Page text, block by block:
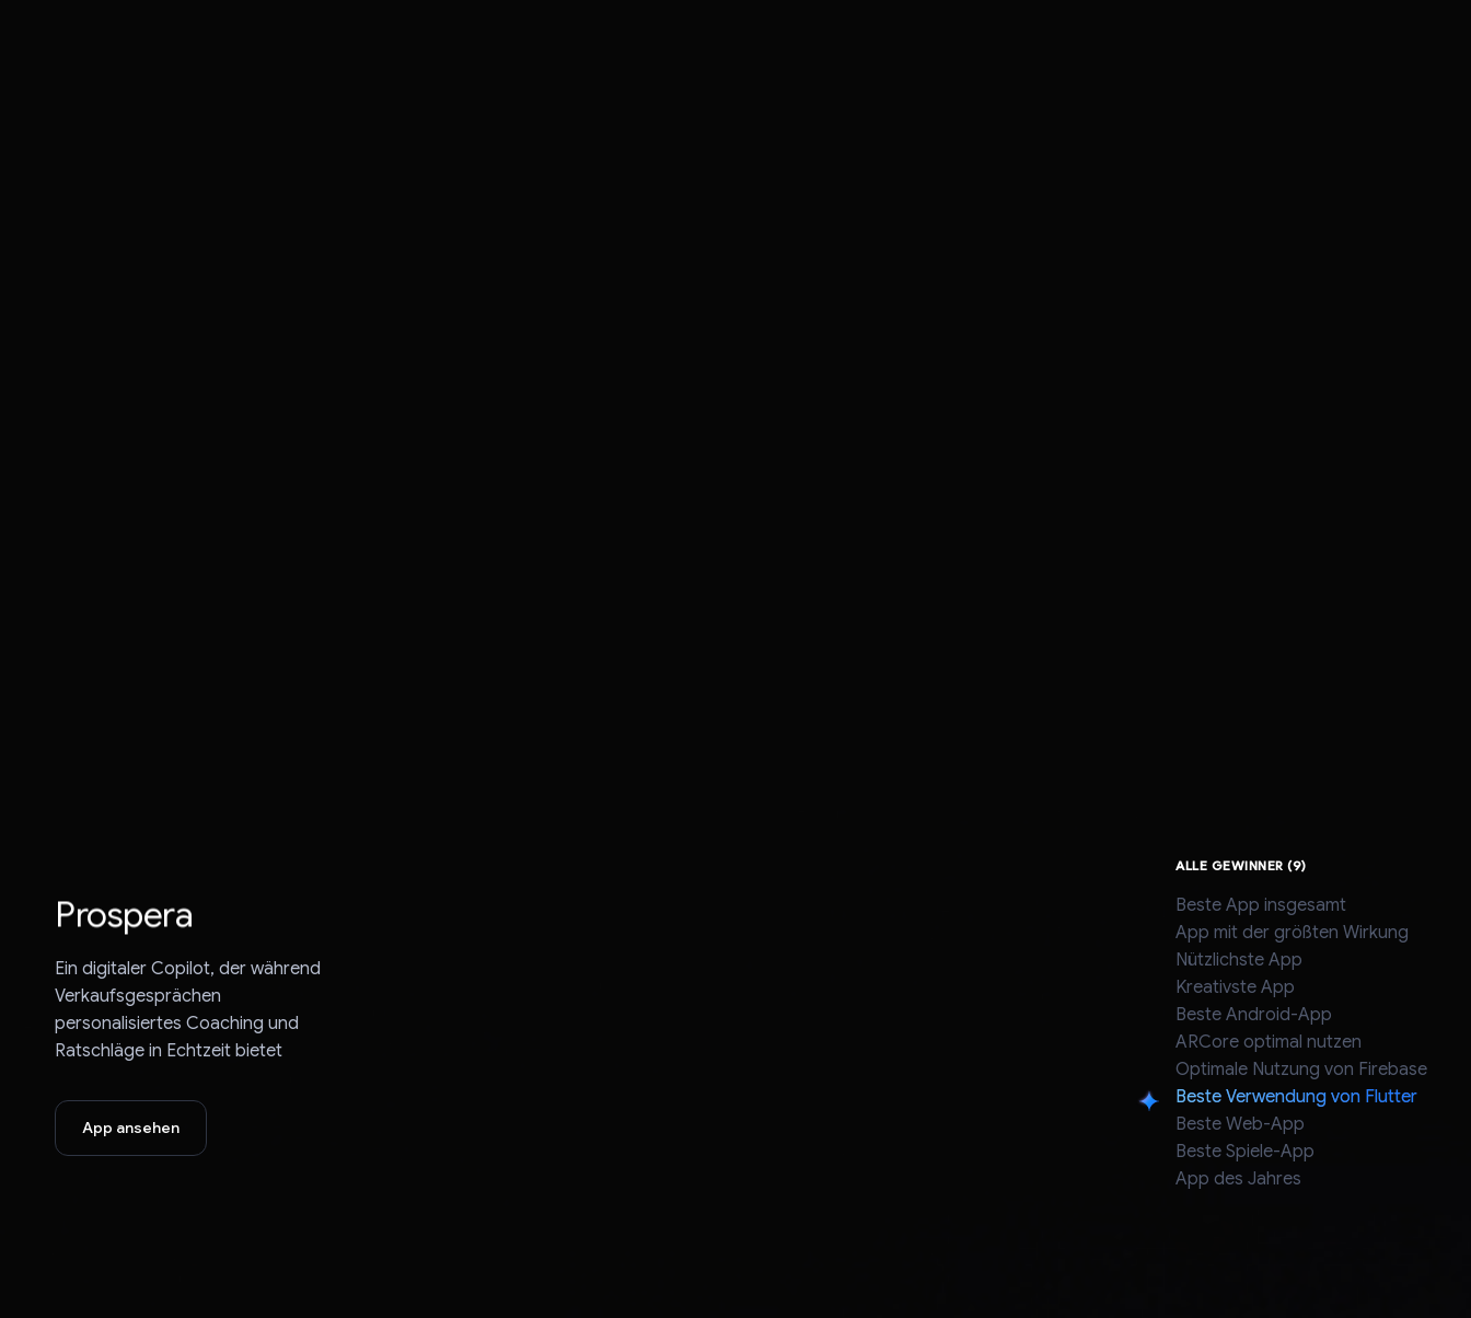
Prospera
ViddyScribe
PenApple
VITE VERE
Ein digitaler Copilot, der während
Verkaufsgesprächen
personalisiertes Coaching und
Ratschläge in Echtzeit bietet
App ansehen
ALLE GEWINNER (9)
Beste App insgesamt
App mit der größten Wirkung
Nützlichste App
Kreativste App
Beste Android-App
ARCore optimal nutzen
Optimale Nutzung von Firebase
Beste Verwendung von Flutter
Beste Verwendung von Flutter
Beste Web-App
Beste Spiele-App
App des Jahres